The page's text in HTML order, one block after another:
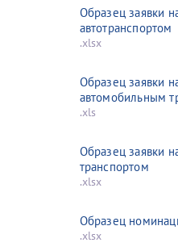
Образец заявки
автотранспортом
.xlsx
Образец заявки
автомобильным
.xls
Образец заявки
транспортом
.xlsx
Образец
.xlsx